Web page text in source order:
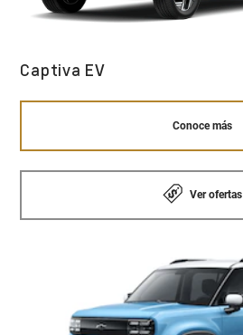
Captiva EV
Conoce más
Ver ofertas